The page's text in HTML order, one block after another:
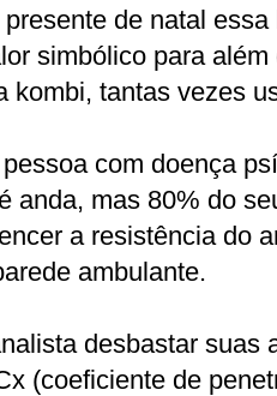
de natal
simbólico para
kombi, tantas vezes
com doença
anda, mas 80% do
a resistência do
ambulante.
desbastar suas
(coeficiente de